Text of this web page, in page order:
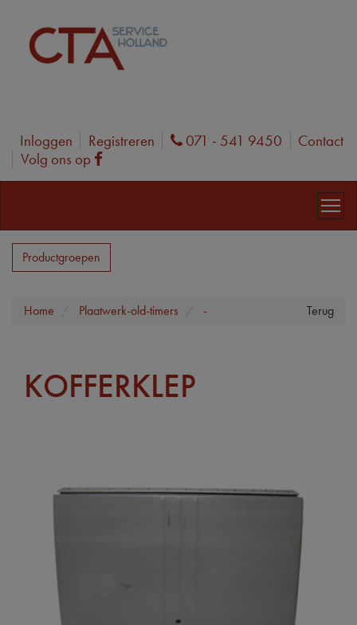
Inloggen Registreren Phone
071 - 541 9450
Contact
Volg ons op
Facebook
Productgroepen
Terug
Home Plaatwerk-old-timers -
KOFFERKLEP